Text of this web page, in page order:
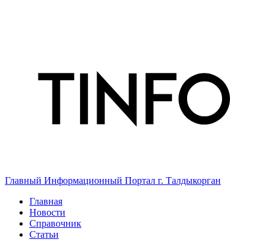
Главный Информационный Портал г. Талдыкорган
Главная
Новости
Справочник
Статьи